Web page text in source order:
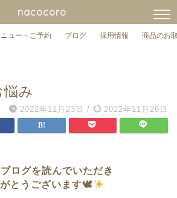
nacocoro
ニュー・ご予約 ブログ 採用情報 商品のお
悩み
2022年11月23日 / 2022年11月26日
ログを読んでいただき
とうございます🕊